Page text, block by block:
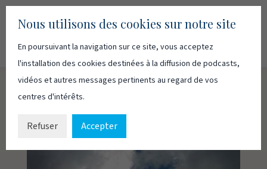
Nous utilisons des cookies sur notre site
En poursuivant la navigation sur ce site, vous acceptez
l'installation des cookies destinées à la diffusion de podcasts,
vidéos et autres messages pertinents au regard de vos
centres d'intérêts.
Refuser Accepter